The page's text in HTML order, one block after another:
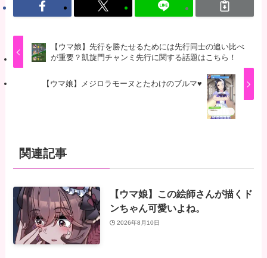
【ウマ娘】先行を勝たせるためには先行同士の追い比べ
が重要？凱旋門チャンミ先行に関する話題はこちら！
【ウマ娘】メジロラモーヌとたわけのブルマ♥
関連記事
【ウマ娘】この絵師さんが描くド
ンちゃん可愛いよね。
2026年8月10日